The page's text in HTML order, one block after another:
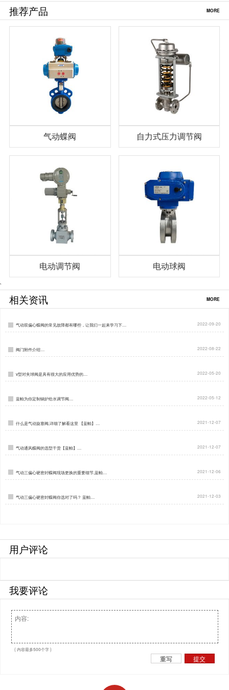
推荐产品 MORE
气动蝶阀 自力式压力调节阀
电动调节阀 电动球阀
`
相关资讯 MORE
气动双偏心蝶阀的常见故障都有哪些，让我们一起来学习下… 2022-09-20
阀门附件介绍… 2022-08-22
v型对夹球阀是具有很大的应用优势的… 2022-05-20
蓝帕为你定制锅炉给水调节阀… 2022-05-12
什么是气动旋塞阀,详细了解看这里 【蓝帕】… 2021-12-07
气动通风蝶阀的选型干货【蓝帕】… 2021-12-07
气动三偏心硬密封蝶阀现场更换的重要细节,蓝帕… 2021-12-06
气动三偏心硬密封蝶阀你选对了吗？ 蓝帕… 2021-12-03
用户评论
我要评论
( 内容最多500个字 )
重写 提交